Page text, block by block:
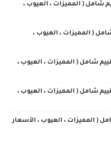
في مصر | تقييم شامل ( المميزات ، العيوب ،
| تقييم شامل ( المميزات ، العيوب ،
في مصر | تقييم شامل ( المميزات ، العيوب ،
في مصر | تقييم شامل ( المميزات ، العيوب ،
شامل ( المميزات ، العيوب ، الأسعار